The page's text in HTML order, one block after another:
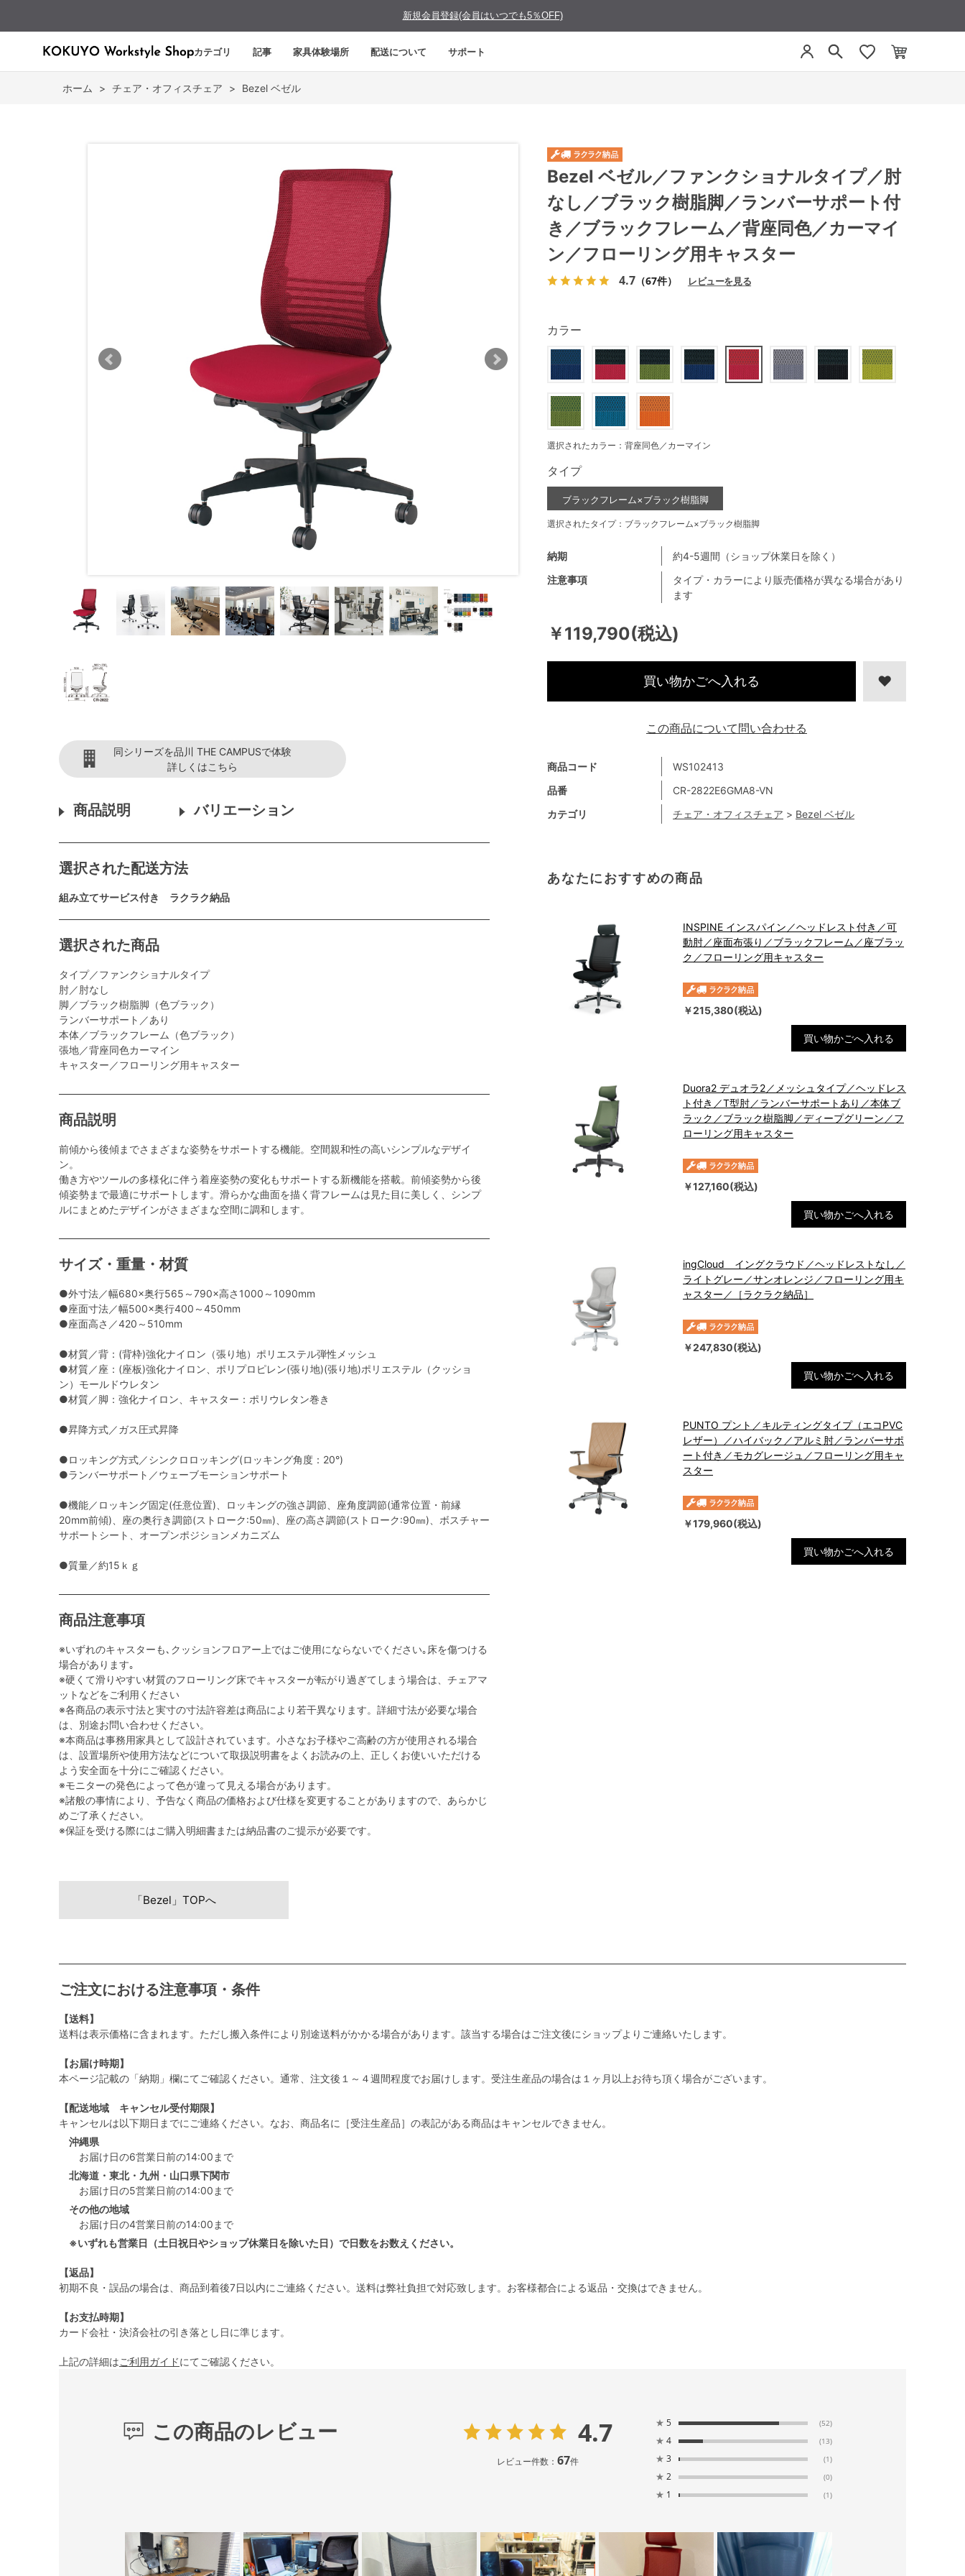
新規会員登録(会員はいつでも5％OFF)
カテゴリ 記事 家具体験場所 配送について サポート
ホーム > チェア・オフィスチェア > Bezel ベゼル
同シリーズを品川 THE CAMPUSで体験
詳しくはこちら
商品説明 バリエーション
選択された配送方法
組み立てサービス付き ラクラク納品
選択された商品
タイプ／ファンクショナルタイプ
肘／肘なし
脚／ブラック樹脂脚（色ブラック）
ランバーサポート／あり
本体／ブラックフレーム（色ブラック）
張地／背座同色カーマイン
キャスター／フローリング用キャスター
商品説明
前傾から後傾までさまざまな姿勢をサポートする機能。空間親和性の高いシンプルなデザイ
ン。
働き方やツールの多様化に伴う着座姿勢の変化もサポートする新機能を搭載。前傾姿勢から後
傾姿勢まで最適にサポートします。滑らかな曲面を描く背フレームは見た目に美しく、シンプ
ルにまとめたデザインがさまざまな空間に調和します。
サイズ・重量・材質
●外寸法／幅680×奥行565～790×高さ1000～1090mm
●座面寸法／幅500×奥行400～450mm
●座面高さ／420～510mm
●材質／背：(背枠)強化ナイロン（張り地）ポリエステル弾性メッシュ
●材質／座：(座板)強化ナイロン、ポリプロピレン(張り地)(張り地)ポリエステル（クッショ
ン）モールドウレタン
●材質／脚：強化ナイロン、キャスター：ポリウレタン巻き
●昇降方式／ガス圧式昇降
●ロッキング方式／シンクロロッキング(ロッキング角度：20°)
●ランバーサポート／ウェーブモーションサポート
●機能／ロッキング固定(任意位置)、ロッキングの強さ調節、座角度調節(通常位置・前縁
20mm前傾)、座の奥行き調節(ストローク:50㎜)、座の高さ調節(ストローク:90㎜)、ボスチャー
サポートシート、オープンポジションメカニズム
●質量／約15ｋｇ
商品注意事項
※いずれのキャスターも､クッションフロアー上ではご使用にならないでください｡床を傷つける
場合があります｡
※硬くて滑りやすい材質のフローリング床でキャスターが転がり過ぎてしまう場合は、チェアマ
ットなどをご利用ください
※各商品の表示寸法と実寸の寸法許容差は商品により若干異なります。詳細寸法が必要な場合
は、別途お問い合わせください。
※本商品は事務用家具として設計されています。小さなお子様やご高齢の方が使用される場合
は、設置場所や使用方法などについて取扱説明書をよくお読みの上、正しくお使いいただける
よう安全面を十分にご確認ください。
※モニターの発色によって色が違って見える場合があります。
※諸般の事情により、予告なく商品の価格および仕様を変更することがありますので、あらかじ
めご了承ください。
※保証を受ける際にはご購入明細書または納品書のご提示が必要です。
Bezel ベゼル／ファンクショナルタイプ／肘
なし／ブラック樹脂脚／ランバーサポート付
き／ブラックフレーム／背座同色／カーマイ
ン／フローリング用キャスター
4.7 （67件） レビューを見る
￥119,790(税込)
商品コード
WS102413
品番
CR-2822E6GMA8-VN
カテゴリ
チェア・オフィスチェア > Bezel ベゼル
注意事項
タイプ・カラーにより販売価格が異なる場合があり
ます
納期 約4-5週間（ショップ休業日を除く）
カラー
選択されたカラー：背座同色／カーマイン
タイプ
ブラックフレーム×ブラック樹脂脚
選択されたタイプ：ブラックフレーム×ブラック樹脂脚
買い物かごへ入れる
あなたにおすすめの商品
INSPINE インスパイン／ヘッドレスト付き／可
動肘／座面布張り／ブラックフレーム／座ブラッ
ク／フローリング用キャスター
￥215,380(税込)
買い物かごへ入れる
Duora2 デュオラ2／メッシュタイプ／ヘッドレス
ト付き／T型肘／ランバーサポートあり／本体ブ
ラック／ブラック樹脂脚／ディープグリーン／フ
ローリング用キャスター
￥127,160(税込)
買い物かごへ入れる
ingCloud イングクラウド／ヘッドレストなし／
ライトグレー／サンオレンジ／フローリング用キ
ャスター／［ラクラク納品］
￥247,830(税込)
買い物かごへ入れる
PUNTO プント／キルティングタイプ（エコPVC
レザー）／ハイバック／アルミ肘／ランバーサポ
ート付き／モカグレージュ／フローリング用キャ
スター
￥179,960(税込)
買い物かごへ入れる
この商品について問い合わせる
「Bezel」TOPへ
ご注文における注意事項・条件
【送料】
送料は表示価格に含まれます。ただし搬入条件により別途送料がかかる場合があります。該当する場合はご注文後にショップよりご連絡いたします。
【お届け時期】
本ページ記載の「納期」欄にてご確認ください。通常、注文後１～４週間程度でお届けします。受注生産品の場合は１ヶ月以上お待ち頂く場合がございます。
【配送地域 キャンセル受付期限】
キャンセルは以下期日までにご連絡ください。なお、商品名に［受注生産品］の表記がある商品はキャンセルできません。
沖縄県
お届け日の6営業日前の14:00まで
北海道・東北・九州・山口県下関市
お届け日の5営業日前の14:00まで
その他の地域
お届け日の4営業日前の14:00まで
※いずれも営業日（土日祝日やショップ休業日を除いた日）で日数をお数えください。
【返品】
初期不良・誤品の場合は、商品到着後7日以内にご連絡ください。送料は弊社負担で対応致します。お客様都合による返品・交換はできません。
【お支払時期】
カード会社・決済会社の引き落とし日に準じます。
上記の詳細はご利用ガイドにてご確認ください。
この商品のレビュー 4.7
レビュー件数： 67件
★ 5 (52)
★ 4 (13)
★ 3 (1)
★ 2 (0)
★ 1 (1)